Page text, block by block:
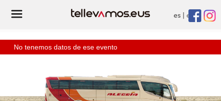
es eu
No tenemos datos de ese evento